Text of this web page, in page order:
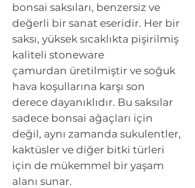
bonsai saksıları, benzersiz ve
değerli bir sanat eseridir. Her bir
saksı, yüksek sıcaklıkta pişirilmiş
kaliteli stoneware
çamurdan üretilmiştir ve soğuk
hava koşullarına karşı son
derece dayanıklıdır. Bu saksılar
sadece bonsai ağaçları için
değil, aynı zamanda sukulentler,
kaktüsler ve diğer bitki türleri
için de mükemmel bir yaşam
alanı sunar.